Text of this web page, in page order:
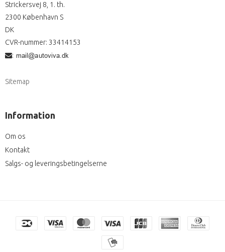
Strickersvej 8, 1. th.
2300 København S
DK
CVR-nummer: 33414153
:
Sitemap
Information
Om os
Kontakt
Salgs- og leveringsbetingelserne